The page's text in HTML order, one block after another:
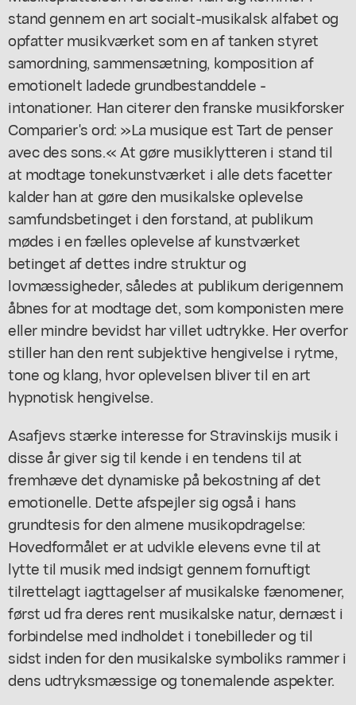
stand gennem en art socialt-musikalsk alfabet og
opfatter musikværket som en af tanken styret
samordning, sammensætning, komposition af
emotionelt ladede grundbestanddele -
intonationer. Han citerer den franske musikforsker
Comparier's ord: »La musique est Tart de penser
avec des sons.« At gøre musiklytteren i stand til
at modtage tonekunstværket i alle dets facetter
kalder han at gøre den musikalske oplevelse
samfundsbetinget i den forstand, at publikum
mødes i en fælles oplevelse af kunstværket
betinget af dettes indre struktur og
lovmæssigheder, således at publikum derigennem
åbnes for at modtage det, som komponisten mere
eller mindre bevidst har villet udtrykke. Her overfor
stiller han den rent subjektive hengivelse i rytme,
tone og klang, hvor oplevelsen bliver til en art
hypnotisk hengivelse.
Asafjevs stærke interesse for Stravinskijs musik i
disse år giver sig til kende i en tendens til at
fremhæve det dynamiske på bekostning af det
emotionelle. Dette afspejler sig også i hans
grundtesis for den almene musikopdragelse:
Hovedformålet er at udvikle elevens evne til at
lytte til musik med indsigt gennem fornuftigt
tilrettelagt iagttagelser af musikalske fænomener,
først ud fra deres rent musikalske natur, dernæst i
forbindelse med indholdet i tonebilleder og til
sidst inden for den musikalske symboliks rammer i
dens udtryksmæssige og tonemalende aspekter.